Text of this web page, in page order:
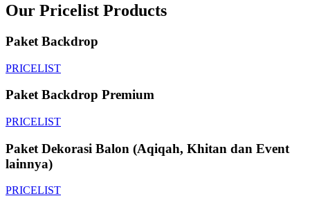
Our Pricelist Products
Paket Backdrop
PRICELIST
Paket Backdrop Premium
PRICELIST
Paket Dekorasi Balon (Aqiqah, Khitan dan Event
lainnya)
PRICELIST